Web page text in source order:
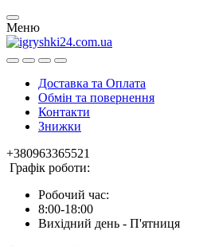
Меню
Доставка та Оплата
Обмін та повернення
Контакти
Знижки
+380963365521
Графік роботи:
Робочий час:
8:00-18:00
Вихідний день - П'ятниця